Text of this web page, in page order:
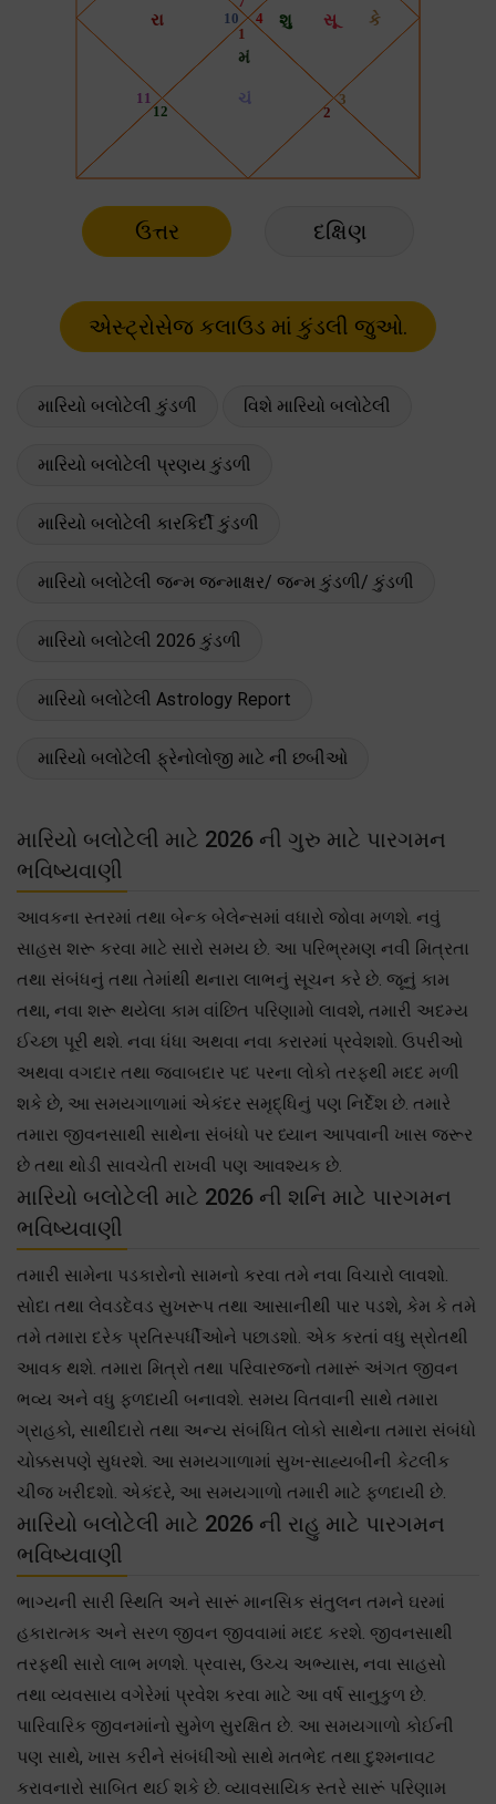
ઉત્તર દક્ષિણ
મારિયો બલોટેલી કુંડળી વિશે મારિયો બલોટેલી
મારિયો બલોટેલી પ્રણય કુંડળી
મારિયો બલોટેલી કારકિર્દી કુંડળી
મારિયો બલોટેલી જન્મ જન્માક્ષર/ જન્મ કુંડળી/ કુંડળી
મારિયો બલોટેલી 2026 કુંડળી
મારિયો બલોટેલી Astrology Report
મારિયો બલોટેલી ફ્રેનોલોજી માટે ની છબીઓ
મારિયો બલોટેલી માટે 2026 ની ગુરુ માટે પારગમન
ભવિષ્યવાણી
આવકના સ્તરમાં તથા બેન્ક બેલેન્સમાં વધારો જોવા મળશે. નવું
સાહસ શરૂ કરવા માટે સારો સમય છે. આ પરિભ્રમણ નવી મિત્રતા
તથા સંબંધનું તથા તેમાંથી થનારા લાભનું સૂચન કરે છે. જૂનું કામ
તથા, નવા શરૂ થયેલા કામ વાંછિત પરિણામો લાવશે, તમારી અદમ્ય
ઈચ્છા પૂરી થશે. નવા ધંધા અથવા નવા કરારમાં પ્રવેશશો. ઉપરીઓ
અથવા વગદાર તથા જવાબદાર પદ પરના લોકો તરફથી મદદ મળી
શકે છે, આ સમયગાળામાં એકંદર સમૃદ્ધિનું પણ નિર્દેશ છે. તમારે
તમારા જીવનસાથી સાથેના સંબંધો પર ધ્યાન આપવાની ખાસ જરૂર
છે તથા થોડી સાવચેતી રાખવી પણ આવશ્યક છે.
મારિયો બલોટેલી માટે 2026 ની શનિ માટે પારગમન
ભવિષ્યવાણી
તમારી સામેના પડકારોનો સામનો કરવા તમે નવા વિચારો લાવશો.
સોદા તથા લેવડદેવડ સુખરૂપ તથા આસાનીથી પાર પડશે, કેમ કે તમે
તમે તમારા દરેક પ્રતિસ્પર્ધીઓને પછાડશો. એક કરતાં વધુ સ્રોતથી
આવક થશે. તમારા મિત્રો તથા પરિવારજનો તમારૂં અંગત જીવન
ભવ્ય અને વધુ ફળદાયી બનાવશે. સમય વિતવાની સાથે તમારા
ગ્રાહકો, સાથીદારો તથા અન્ય સંબંધિત લોકો સાથેના તમારા સંબંધો
ચોક્કસપણે સુધરશે. આ સમયગાળામાં સુખ-સાહ્યબીની કેટલીક
ચીજ ખરીદશો. એકંદરે, આ સમયગાળો તમારી માટે ફળદાયી છે.
મારિયો બલોટેલી માટે 2026 ની રાહુ માટે પારગમન
ભવિષ્યવાણી
ભાગ્યની સારી સ્થિતિ અને સારૂં માનસિક સંતુલન તમને ઘરમાં
હકારાત્મક અને સરળ જીવન જીવવામાં મદદ કરશે. જીવનસાથી
તરફથી સારો લાભ મળશે. પ્રવાસ, ઉચ્ચ અભ્યાસ, નવા સાહસો
તથા વ્યવસાય વગેરેમાં પ્રવેશ કરવા માટે આ વર્ષ સાનુકુળ છે.
પારિવારિક જીવનમાંનો સુમેળ સુરક્ષિત છે. આ સમયગાળો કોઈની
પણ સાથે, ખાસ કરીને સંબંધીઓ સાથે મતભેદ તથા દુશ્મનાવટ
કરાવનારો સાબિત થઈ શકે છે. વ્યાવસાયિક સ્તરે સારૂં પરિણામ